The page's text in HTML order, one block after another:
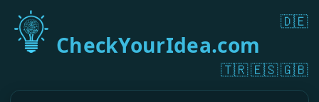
CheckYourIdea.com
🇩🇪
🇬🇧
🇪🇸
🇹🇷